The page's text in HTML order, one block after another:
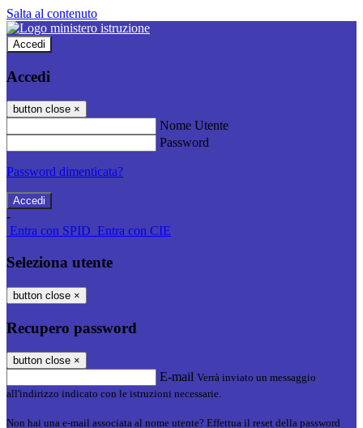
Salta al contenuto
Accedi
Accedi
button close ×
Nome Utente
Password
Password dimenticata?
-
Entra con SPID Entra con CIE
Seleziona utente
button close ×
Recupero password
button close ×
E-mail Verrà inviato un messaggio
all'indirizzo indicato con le istruzioni necessarie.
Non hai una e-mail associata al nome utente? Effettua il reset della password